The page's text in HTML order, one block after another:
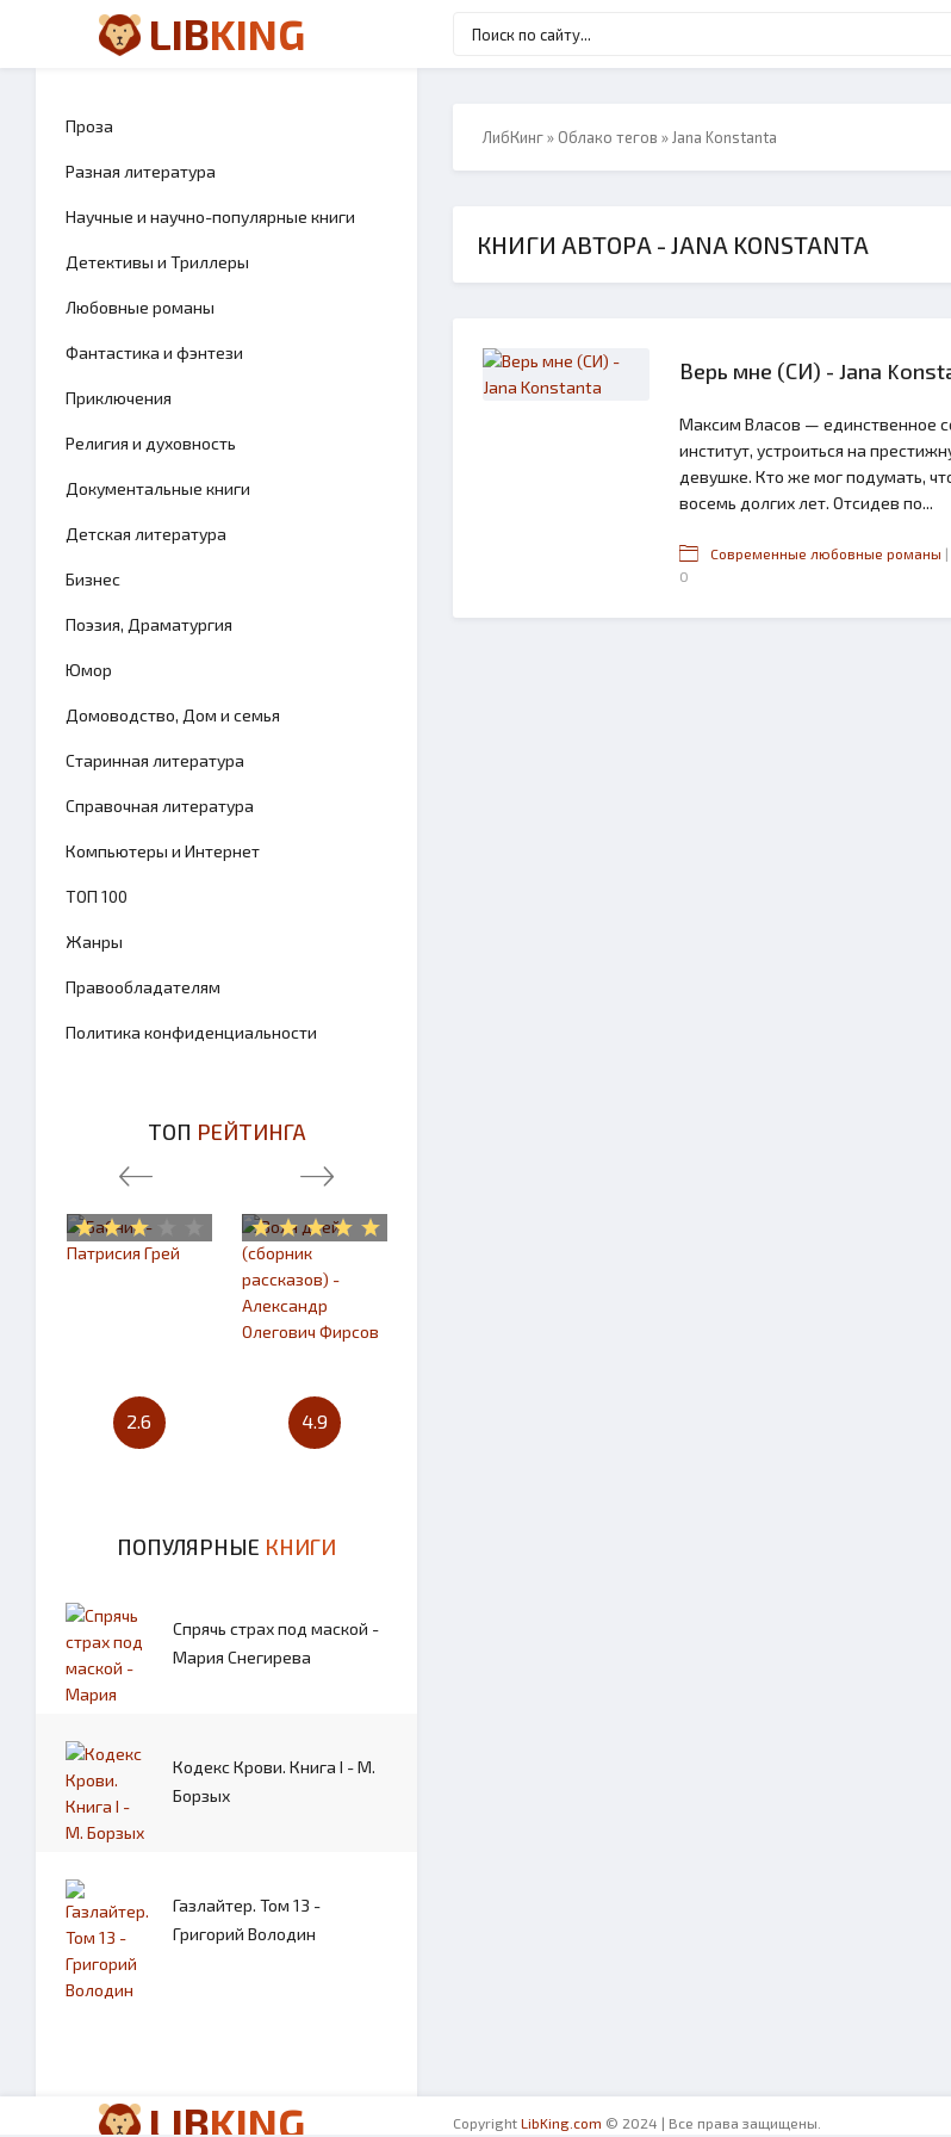
LIBKING
Проза
Разная литература
Научные и научно-популярные книги
Детективы и Триллеры
Любовные романы
Фантастика и фэнтези
Приключения
Религия и духовность
Документальные книги
Детская литература
Бизнес
Поэзия, Драматургия
Юмор
Домоводство, Дом и семья
Старинная литература
Справочная литература
Компьютеры и Интернет
TОП 100
Жанры
Правообладателям
Политика конфиденциальности
ТОП РЕЙТИНГА
2.6 4.9
ПОПУЛЯРНЫЕ КНИГИ
Спрячь страх под маской -
Мария Снегирева
Кодекс Крови. Книга I - М.
Борзых
Газлайтер. Том 13 -
Григорий Володин
ЛибКинг» Облако тегов » Jana Konstanta
КНИГИ АВТОРА - JANA KONSTANTA
Верь мне (СИ) - Jana
Максим Власов — единственное
институт, устроиться на
девушке. Кто же мог подумать,
восемь долгих лет. Отсидев по...
Современные любовные романы
0
LIBKING Copyright LibKing.com © 2024 | Все права защищены.